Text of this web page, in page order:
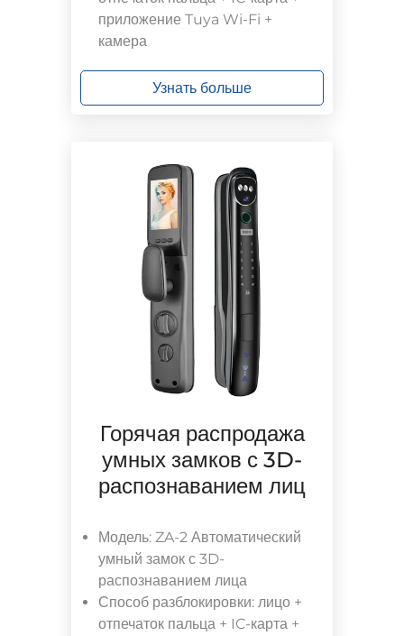
приложение Tuya Wi-Fi +
камера
Узнать больше
Горячая распродажа
умных замков с 3D-
распознаванием лиц
Модель: ZA-2 Автоматический
умный замок с 3D-
распознаванием лица
Способ разблокировки: лицо +
отпечаток пальца + IC-карта +